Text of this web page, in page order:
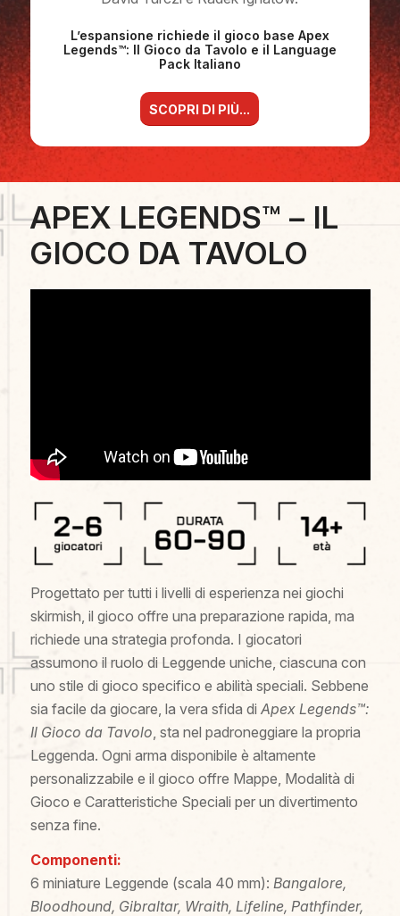
L’espansione richiede il gioco base Apex
Legends™: Il Gioco da Tavolo e il Language
Pack Italiano
SCOPRI DI PIÙ...
APEX LEGENDS™️ – IL
GIOCO DA TAVOLO
Progettato per tutti i livelli di esperienza nei giochi
skirmish, il gioco offre una preparazione rapida, ma
richiede una strategia profonda. I giocatori
assumono il ruolo di Leggende uniche, ciascuna con
uno stile di gioco specifico e abilità speciali. Sebbene
sia facile da giocare, la vera sfida di Apex Legends™:
Il Gioco da Tavolo , sta nel padroneggiare la propria
Leggenda. Ogni arma disponibile è altamente
personalizzabile e il gioco offre Mappe, Modalità di
Gioco e Caratteristiche Speciali per un divertimento
senza fine.
Componenti:
6 miniature Leggende (scala 40 mm): Bangalore,
Bloodhound, Gibraltar, Wraith, Lifeline, Pathfinder,